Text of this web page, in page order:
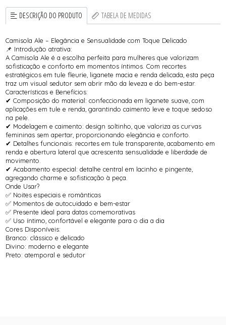
DESCRIÇÃO DO PRODUTO TABELA DE MEDIDAS
Camisola Ale – Elegância e Sensualidade com Toque Delicado
📌 Introdução atrativa:
A Camisola Ale é a escolha perfeita para mulheres que valorizam
sofisticação e conforto em momentos íntimos. Com recortes
estratégicos em tule fleurie, liganete macia e renda delicada, esta peça
traz um visual sedutor sem abrir mão da leveza e do bem-estar.
Características e Benefícios:
✔ Composição do material: confeccionada em liganete suave, com
aplicações em tule e renda, garantindo caimento leve e toque sedoso
na pele.
✔ Modelagem e caimento: design soltinho, que valoriza as curvas
femininas sem apertar, proporcionando elegância e conforto.
✔ Detalhes funcionais: recortes em tule transparente, acabamento em
renda e abertura lateral que acrescenta sensualidade e liberdade de
movimento.
✔ Acabamento especial: detalhe central em lacinho e pingente,
agregando charme e sofisticação à peça.
Onde Usar?
✅ Noites especiais e românticas
✅ Momentos de autocuidado e bem-estar
✅ Presente ideal para datas comemorativas
✅ Uso íntimo, confortável e elegante para o dia a dia
Cores Disponíveis:
Branco: clássico e delicado
Divino: moderno e elegante
Preto: atemporal e sedutor